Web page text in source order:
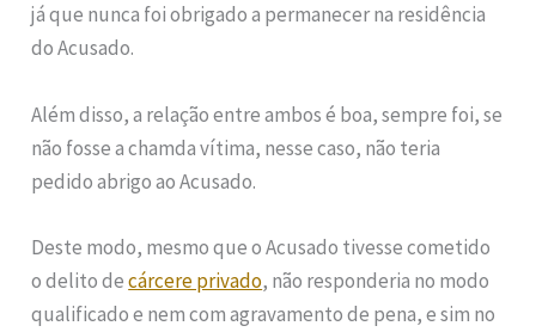
já que nunca foi obrigado a permanecer na residência
do Acusado.
Além disso, a relação entre ambos é boa, sempre foi, se
não fosse a chamda vítima, nesse caso, não teria
pedido abrigo ao Acusado.
Deste modo, mesmo que o Acusado tivesse cometido
o delito decárcere privado, não responderia no modo
qualificado e nem com agravamento de pena, e sim no